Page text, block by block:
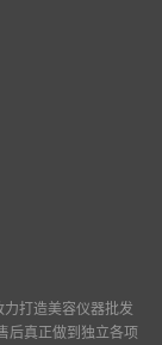
打造美容仪器批发
后真正做到独立各项